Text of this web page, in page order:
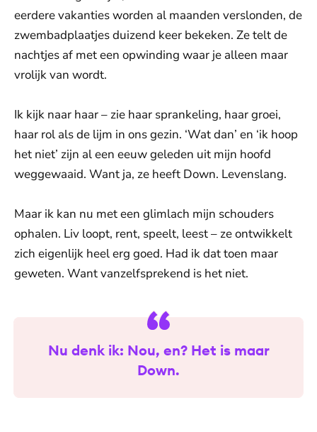
eerdere vakanties worden al maanden verslonden, de
zwembadplaatjes duizend keer bekeken. Ze telt de
nachtjes af met een opwinding waar je alleen maar
vrolijk van wordt.
Ik kijk naar haar – zie haar sprankeling, haar groei,
haar rol als de lijm in ons gezin. ‘Wat dan’ en ‘ik hoop
het niet’ zijn al een eeuw geleden uit mijn hoofd
weggewaaid. Want ja, ze heeft Down. Levenslang.
Maar ik kan nu met een glimlach mijn schouders
ophalen. Liv loopt, rent, speelt, leest – ze ontwikkelt
zich eigenlijk heel erg goed. Had ik dat toen maar
geweten. Want vanzelfsprekend is het niet.
Nu denk ik: Nou, en? Het is maar
Down.